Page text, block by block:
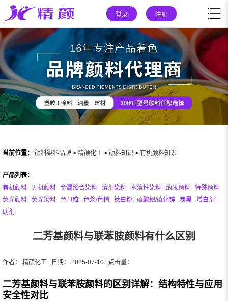
登录 注册
当前位置： 颜料染料品牌 > 精颜化工 > 颜料知识 > 有机颜料知识
产品列表：
有机颜料
无机颜料 金属络合染料 溶剂染料 水溶性染料 纳米颜料
特殊颜料
荧光颜料
荧光染料 色母粒 色浆/色精 钛白粉 硫酸钡/硫化锌 炭黑
增白剂
助剂
二芳基颜料与联苯胺颜料有什么区别
作者： 精颜化工 | 日期： 2025-07-10 | 点击量：
二芳基颜料与联苯胺颜料的区别详解：结构特性与应用
安全性对比